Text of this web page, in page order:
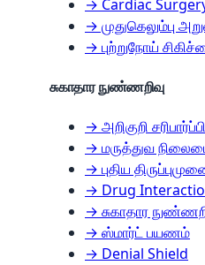
→ Cardiac
→ முதுகெலும்பு
→ புற்றுநோய்
சுகாதார நுண்ணறிவு
→ அறிகுறி சரிபார்ப்பி
→ மருத்துவ
→ புதிய
→ Drug
→ சுகாதார
→ ஸ்மார்ட் பயணம்
→ Denial Shield